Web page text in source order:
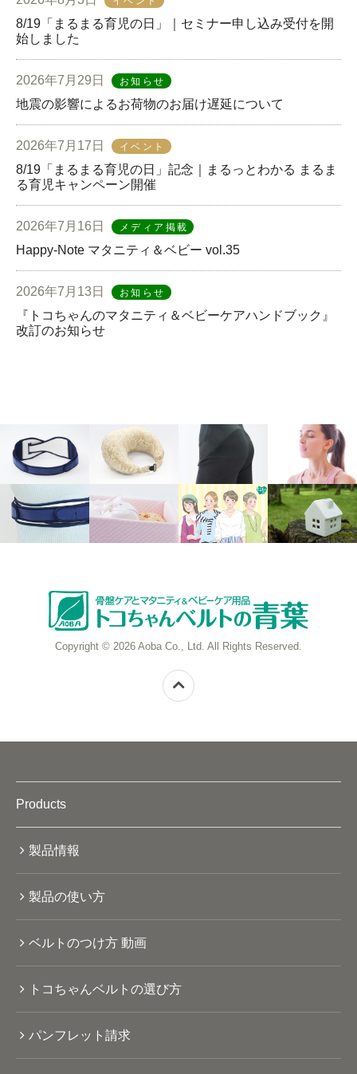
8/19「まるまる育児の日」｜セミナー申し込み受付を開
始しました
2026年7月29日 お知らせ
地震の影響によるお荷物のお届け遅延について
2026年7月17日 イベント
8/19「まるまる育児の日」記念｜まるっとわかる まるま
る育児キャンペーン開催
2026年7月16日 メディア掲載
Happy-Note マタニティ＆ベビー vol.35
2026年7月13日 お知らせ
『トコちゃんのマタニティ＆ベビーケアハンドブック』
改訂のお知らせ
Copyright © 2026 Aoba Co., Ltd. All Rights Reserved.
Products
製品情報
製品の使い方
ベルトのつけ方 動画
トコちゃんベルトの選び方
パンフレット請求